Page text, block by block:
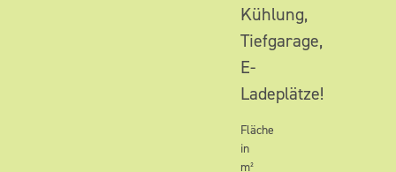
Kühlung,
Tiefgarage,
E-
Ladeplätze!
Fläche
in
m²